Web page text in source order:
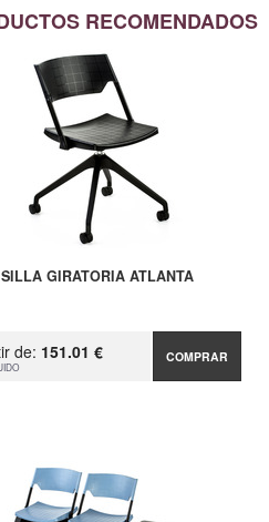
RECOMENDADOS
SILLA GIRATORIA ATLANTA
de: 151.01 € COMPRAR